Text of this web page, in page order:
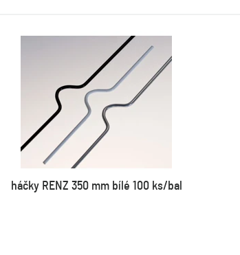
háčky RENZ 350 mm bílé 100 ks/bal